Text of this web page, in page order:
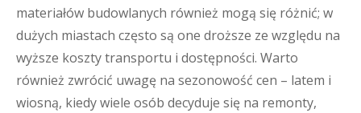
materiałów budowlanych również mogą się różnić; w
dużych miastach często są one droższe ze względu na
wyższe koszty transportu i dostępności. Warto
również zwrócić uwagę na sezonowość cen – latem i
wiosną, kiedy wiele osób decyduje się na remonty,